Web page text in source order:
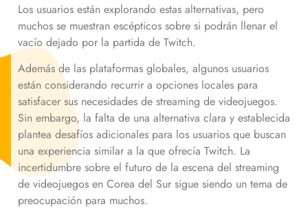
Los usuarios están explorando estas alternativas, pero
muchos se muestran escépticos sobre si podrán llenar el
vacío dejado por la partida de Twitch.
Además de las plataformas globales, algunos usuarios
están considerando recurrir a opciones locales para
satisfacer sus necesidades de streaming de videojuegos.
Sin embargo, la falta de una alternativa clara y establecida
plantea desafíos adicionales para los usuarios que buscan
una experiencia similar a la que ofrecía Twitch. La
incertidumbre sobre el futuro de la escena del streaming
de videojuegos en Corea del Sur sigue siendo un tema de
preocupación para muchos.